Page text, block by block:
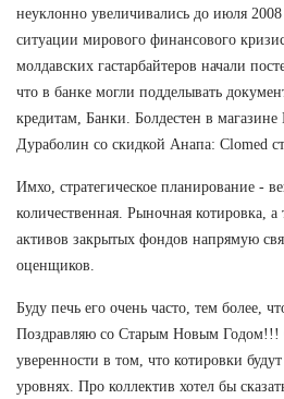
неуклонно увеличивались до июля 2008
ситуации мирового финансового
молдавских гастарбайтеров начали
что в банке могли подделывать
кредитам, Банки. Болдестен в
Дураболин со скидкой Анапа: Clomed
Имхо, стратегическое планирование -
количественная. Рыночная котировка, а
активов закрытых фондов напрямую
оценщиков.
Буду печь его очень часто, тем более,
Поздравляю со Старым Новым Годом!!!
уверенности в том, что котировки
уровнях. Про коллектив хотел бы